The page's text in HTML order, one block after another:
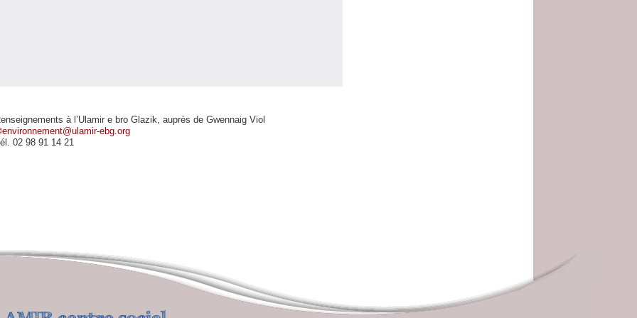
à l’Ulamir e bro Glazik, auprès de Gwennaig Viol
environnement@ulamir-ebg.org
02 98 91 14 21